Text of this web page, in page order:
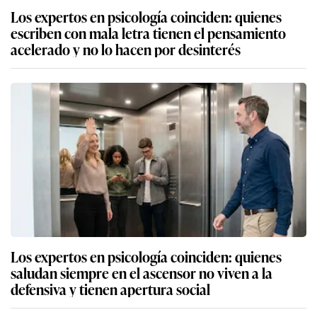
Los expertos en psicología coinciden: quienes
escriben con mala letra tienen el pensamiento
acelerado y no lo hacen por desinterés
Los expertos en psicología coinciden: quienes
saludan siempre en el ascensor no viven a la
defensiva y tienen apertura social